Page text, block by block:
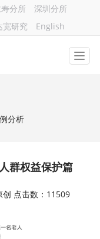
分所
深圳分所
宽研究 English
分析
群权益保护篇
点击数：11509